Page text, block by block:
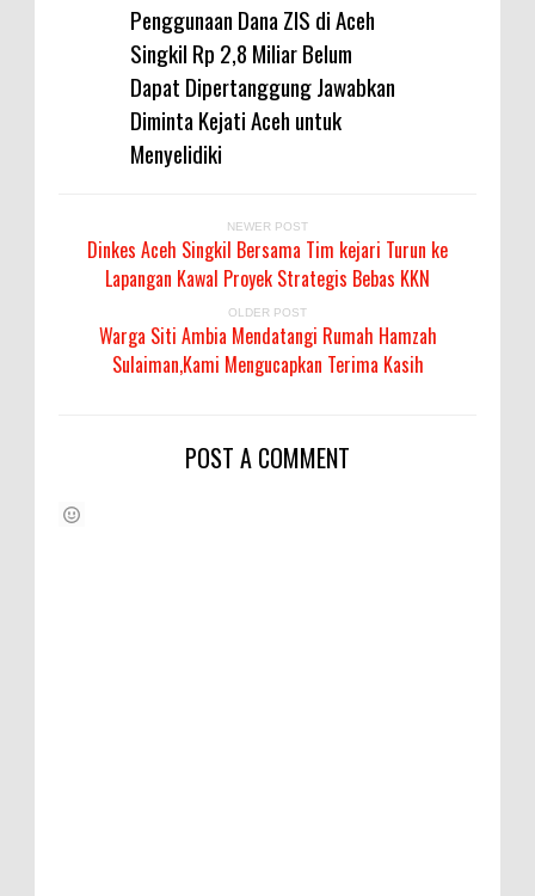
Penggunaan Dana ZIS di Aceh
Singkil Rp 2,8 Miliar Belum
Dapat Dipertanggung Jawabkan
Diminta Kejati Aceh untuk
Menyelidiki
NEWER POST
Dinkes Aceh Singkil Bersama Tim kejari Turun ke
Lapangan Kawal Proyek Strategis Bebas KKN
OLDER POST
Warga Siti Ambia Mendatangi Rumah Hamzah
Sulaiman,Kami Mengucapkan Terima Kasih
POST A COMMENT